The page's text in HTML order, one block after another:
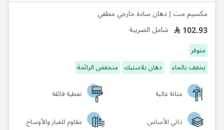
مكسيم مت | دهان سادة خارجي مطفي
102.93 شامل الضريبة
متوفر
يخفف بالماء
دهان بلاستيك منخفض الرائحة
متانة عالية
تغطية فائقة
ذاتي الأساس
مقاوم للغبار والأوساخ